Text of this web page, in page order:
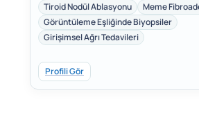
Tiroid Nodül Ablasyonu
Meme
Görüntüleme Eşliğinde Biyopsiler
Girişimsel Ağrı Tedavileri
Profili Gör